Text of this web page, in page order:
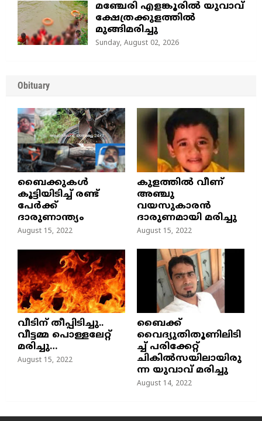
മഞ്ചേരി എളങ്കൂരിൽ യുവാവ്
ക്ഷേത്രക്കുളത്തിൽ
മുങ്ങിമരിച്ചു
Sunday, August 02, 2026
Obituary
ബൈക്കുകൾ
കൂട്ടിയിടിച്ച് രണ്ട്
പേർക്ക്
ദാരുണാന്ത്യം
August 15, 2022
കുളത്തില്‍ വീണ്
അഞ്ചു
വയസുകാരന്‍
ദാരുണമായി മരിച്ചു
August 15, 2022
വീടിന് തീപ്പിടിച്ചു..
വീട്ടമ്മ പൊള്ളലേറ്റ്
മരിച്ചു…
August 15, 2022
ബൈക്ക്
വൈദ്യുതിതൂണിലിടി
ച്ച്‌ പരിക്കേറ്റ്
ചികില്‍സയിലായിരു
ന്ന യുവാവ് മരിച്ചു
August 14, 2022